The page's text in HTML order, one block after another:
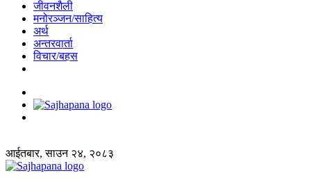
जीवनशैली
मनोरञ्जन/साहित्य
अर्थ
अन्तरवार्ता
विचार/बहस
आईतबार, साउन २४, २०८३